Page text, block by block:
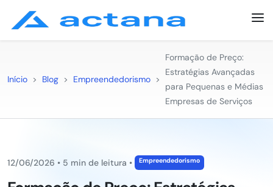
Início > Blog > Empreendedorismo >
Formação de Preço:
Estratégias Avançadas
para Pequenas e Médias
Empresas de Serviços
12/06/2026 • 5 min de leitura • Empreendedorismo